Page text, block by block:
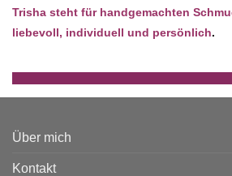
Trisha steht für handgemachten
liebevoll, individuell und persönlich.
Über mich
Kontakt